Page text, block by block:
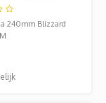
in-One CPU
240mm Blizzard